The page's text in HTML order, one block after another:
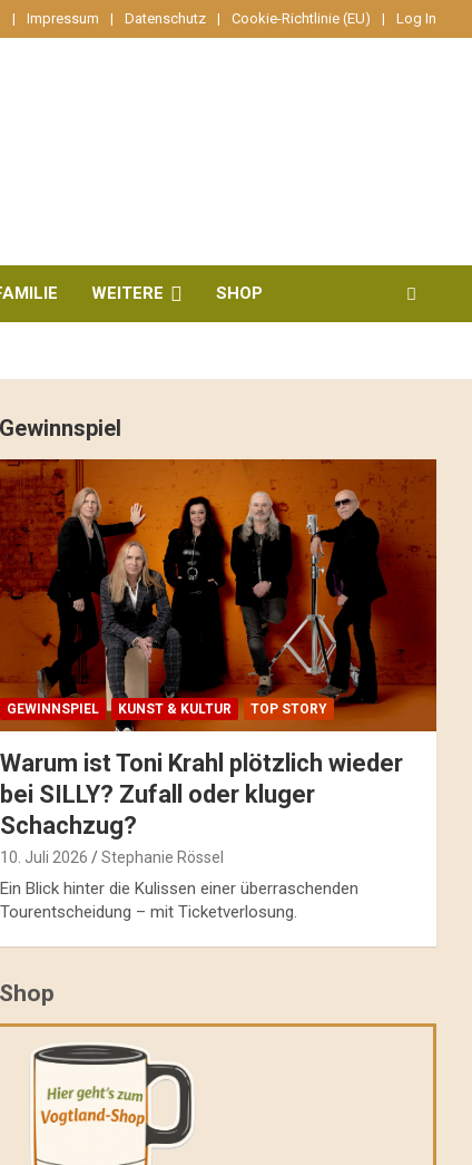
Impressum Datenschutz Cookie-Richtlinie (EU) Log In
WEITERE SHOP
Gewinnspiel
GEWINNSPIEL KUNST & KULTUR TOP STORY
Warum ist Toni Krahl plötzlich wieder
bei SILLY? Zufall oder kluger
Schachzug?
10. Juli 2026 Stephanie Rössel
Ein Blick hinter die Kulissen einer überraschenden
Tourentscheidung – mit Ticketverlosung.
Shop